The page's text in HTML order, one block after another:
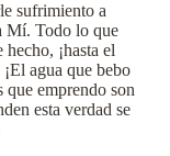
sufrimiento a
Mí. Todo lo que
¡hasta el
agua que bebo
que emprendo son
esta verdad se